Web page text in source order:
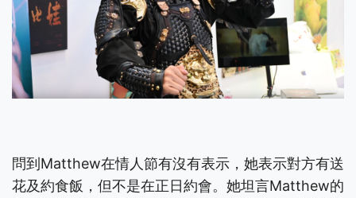
問到Matthew在情人節有沒有表示，她表示對方有送
花及約食飯，但不是在正日約會。她坦言Matthew的